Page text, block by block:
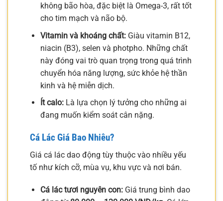
không bão hòa, đặc biệt là Omega-3, rất tốt
cho tim mạch và não bộ.
Vitamin và khoáng chất:Giàu vitamin B12,
niacin (B3), selen và photpho. Những chất
này đóng vai trò quan trọng trong quá trình
chuyển hóa năng lượng, sức khỏe hệ thần
kinh và hệ miễn dịch.
Ít calo:Là lựa chọn lý tưởng cho những ai
đang muốn kiểm soát cân nặng.
Cá Lác Giá Bao Nhiêu?
Giá cá lác dao động tùy thuộc vào nhiều yếu
tố như kích cỡ, mùa vụ, khu vực và nơi bán.
Cá lác tươi nguyên con:Giá trung bình dao